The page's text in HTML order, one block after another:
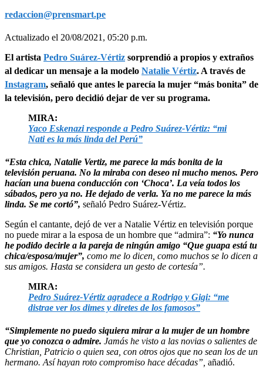
redaccion@prensmart.pe
Actualizado el 20/08/2021, 05:20 p.m.
El artista Pedro Suárez-Vértiz sorprendió a propios y extraños
al dedicar un mensaje a la modelo Natalie Vértiz. A través de
Instagram, señaló que antes le parecía la mujer “más bonita” de
la televisión, pero decidió dejar de ver su programa.
MIRA:
Yaco Eskenazi responde a Pedro Suárez-Vértiz: “mi
Nati es la más linda del Perú”
“Esta chica, Natalie Vertiz, me parece la más bonita de la
televisión peruana. No la miraba con deseo ni mucho menos. Pero
hacían una buena conducción con ‘Choca’. La veía todos los
sábados, pero ya no. He dejado de verla. Ya no me parece la más
linda. Se me cortó”, señaló Pedro Suárez-Vértiz.
Según el cantante, dejó de ver a Natalie Vértiz en televisión porque
no puede mirar a la esposa de un hombre que “admira”: “Yo nunca
he podido decirle a la pareja de ningún amigo “Que guapa está tu
chica/esposa/mujer”, como me lo dicen, como muchos se lo dicen a
sus amigos. Hasta se considera un gesto de cortesía”.
MIRA:
Pedro Suárez-Vértiz agradece a Rodrigo y Gigi: “me
distrae ver los dimes y diretes de los famosos”
“Simplemente no puedo siquiera mirar a la mujer de un hombre
que yo conozca o admire. Jamás he visto a las novias o salientes de
Christian, Patricio o quien sea, con otros ojos que no sean los de un
hermano. Así hayan roto compromiso hace décadas”, añadió.